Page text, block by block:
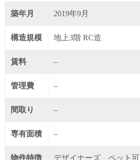
築年月 2019年9月
構造規模 地上3階 RC造
賃料 –
管理費 –
間取り –
専有面積 –
物件特徴 デザイナーズ、ペット可